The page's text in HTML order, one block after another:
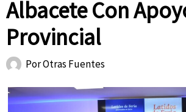
Albacete Con
Provincial
PorOtras Fuentes